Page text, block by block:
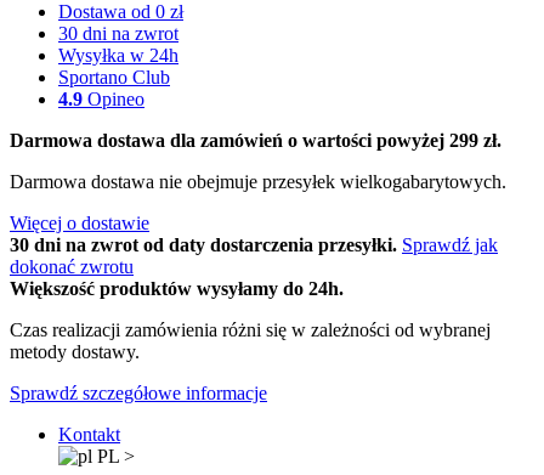
Dostawa od 0 zł
30 dni na zwrot
Wysyłka w 24h
Sportano Club
4.9 Opineo
Darmowa dostawa dla zamówień o wartości powyżej 299 zł.
Darmowa dostawa nie obejmuje przesyłek wielkogabarytowych.
Więcej o dostawie
30 dni na zwrot od daty dostarczenia przesyłki. Sprawdź jak
dokonać zwrotu
Większość produktów wysyłamy do 24h.
Czas realizacji zamówienia różni się w zależności od wybranej
metody dostawy.
Sprawdź szczegółowe informacje
Kontakt
PL >